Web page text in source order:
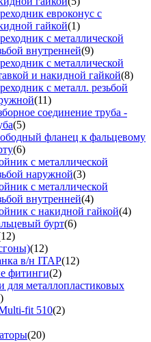
евроконус с
гайкой(1)
с металлической
внутренней(9)
с металлической
и накидной гайкой(8)
с металл. резьбой
(11)
соединение труба -
(5)
фланец к фальцевому
(6)
с металлической
наружной(3)
с металлической
внутренней(4)
с накидной гайкой(4)
бурт(6)
(12)
в/н ITAP(12)
фитинги(2)
для металлопластиковых
fit 510(2)
(20)